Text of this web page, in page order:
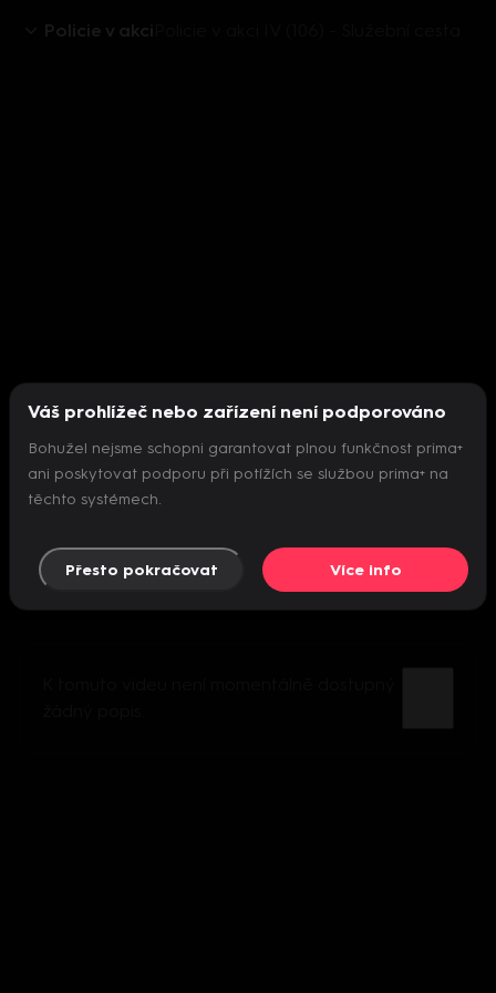
Policie v akci
Nepodařilo se inicializovat přehrávač
Váš prohlížeč nebo zařízení není podporováno
Bohužel nejsme schopni garantovat plnou funkčnost prima+
ani poskytovat podporu při potížích se službou prima+ na
těchto systémech.
Přesto pokračovat Více info